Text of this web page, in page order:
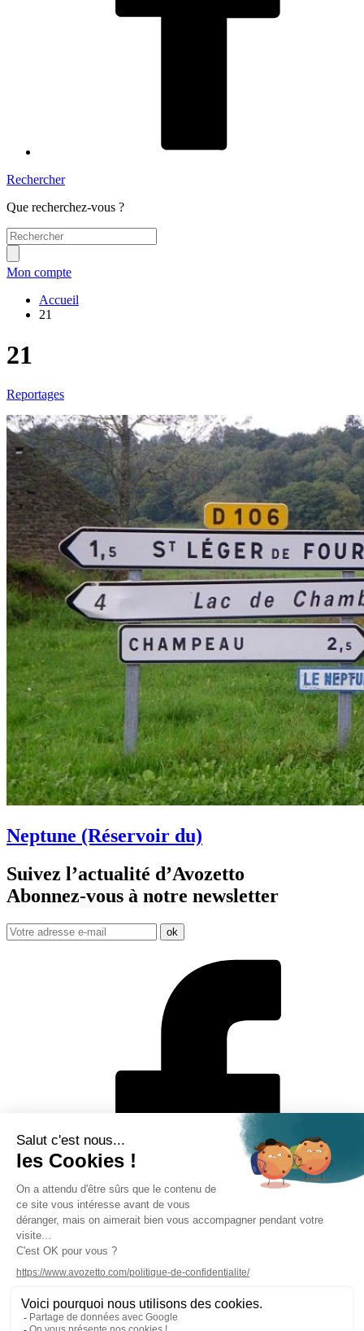
Rechercher
Que recherchez-vous ?
Mon compte
Accueil
21
21
Reportages
Neptune (Réservoir du)
Suivez l’actualité d’Avozetto
Abonnez-vous à notre newsletter
Mentions légales
Politique de protection des données personnelles
CGV